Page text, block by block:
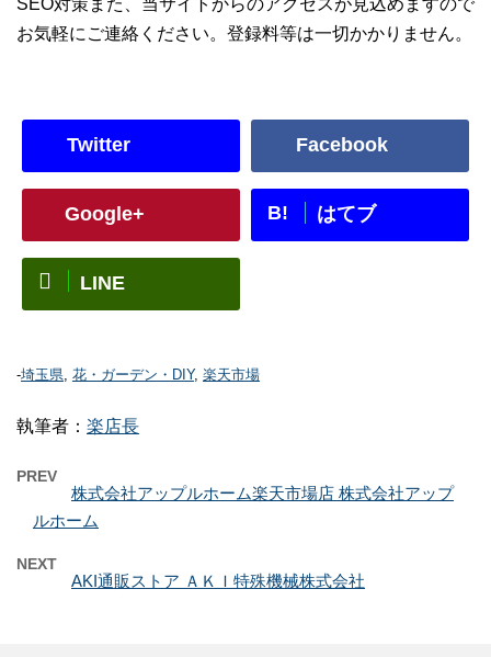
SEO対策また、当サイトからのアクセスが見込めますので
お気軽にご連絡ください。登録料等は一切かかりません。
Twitter Facebook
Google+ B! はてブ
LINE
-埼玉県, 花・ガーデン・DIY, 楽天市場
執筆者： 楽店長
PREV
株式会社アップルホーム楽天市場店 株式会社アップ
ルホーム
NEXT
AKI通販ストア ＡＫＩ特殊機械株式会社